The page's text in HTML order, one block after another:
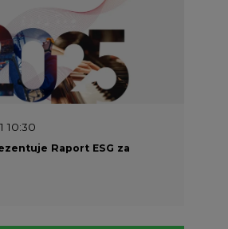
10:30
Raport ESG za